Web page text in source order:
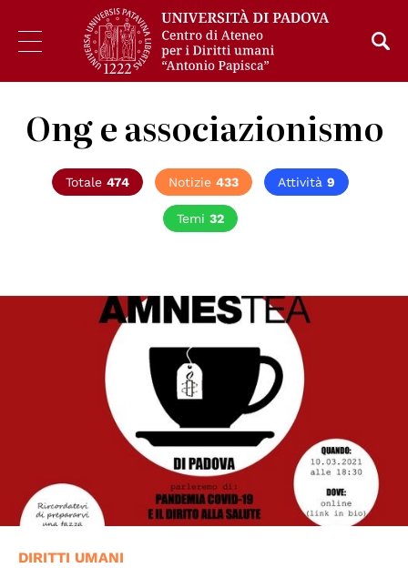
Ong e associazionismo
Totale 474 Notizie 433 Attività 9
Temi 32
DIRITTI UMANI